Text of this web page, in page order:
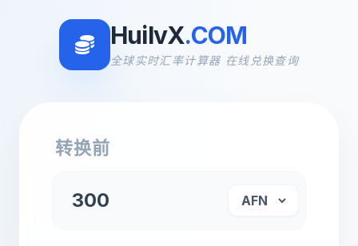
HuilvX.COM
全球实时汇率计算器 在线兑换查询
转换前